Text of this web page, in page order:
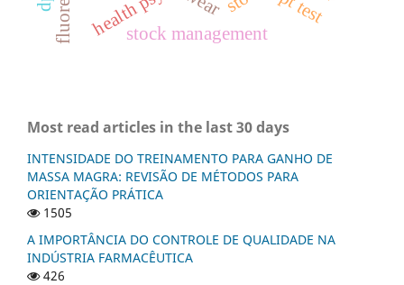
stock management
Most read articles in the last 30 days
INTENSIDADE DO TREINAMENTO PARA GANHO DE
MASSA MAGRA: REVISÃO DE MÉTODOS PARA
ORIENTAÇÃO PRÁTICA
1505
A IMPORTÂNCIA DO CONTROLE DE QUALIDADE NA
INDÚSTRIA FARMACÊUTICA
426